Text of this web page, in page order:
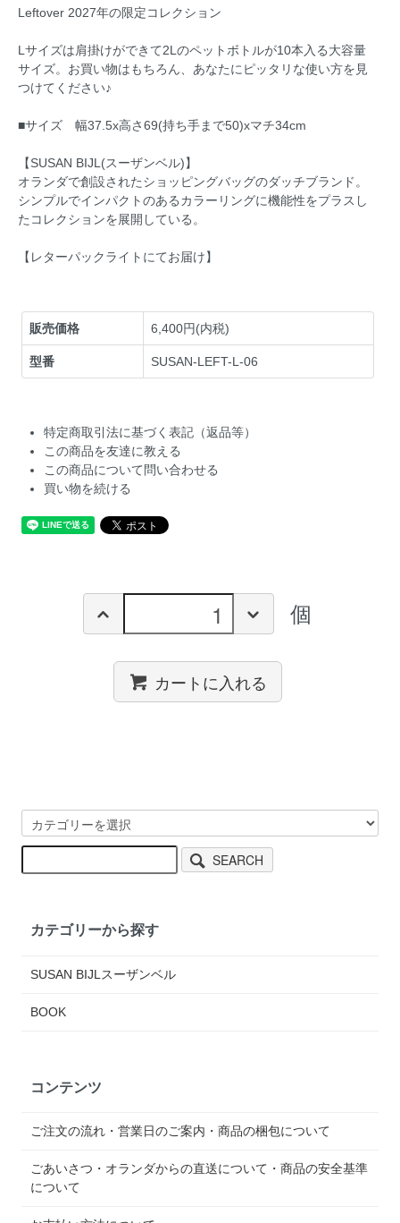
Leftover 2027年の限定コレクション
Lサイズは肩掛けができて2Lのペットボトルが10本入る大容量
サイズ。お買い物はもちろん、あなたにピッタリな使い方を見
つけてください♪
■サイズ 幅37.5x高さ69(持ち手まで50)xマチ34cm
【SUSAN BIJL(スーザンベル)】
オランダで創設されたショッピングバッグのダッチブランド。
シンプルでインパクトのあるカラーリングに機能性をプラスし
たコレクションを展開している。
【レターパックライトにてお届け】
販売価格 6,400円(内税)
型番 SUSAN-LEFT-L-06
特定商取引法に基づく表記（返品等）
この商品を友達に教える
この商品について問い合わせる
買い物を続ける
個
カートに入れる
SEARCH
カテゴリーから探す
SUSAN BIJLスーザンベル
BOOK
コンテンツ
ご注文の流れ・営業日のご案内・商品の梱包について
ごあいさつ・オランダからの直送について・商品の安全基準
について